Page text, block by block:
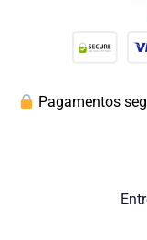
Pagamentos